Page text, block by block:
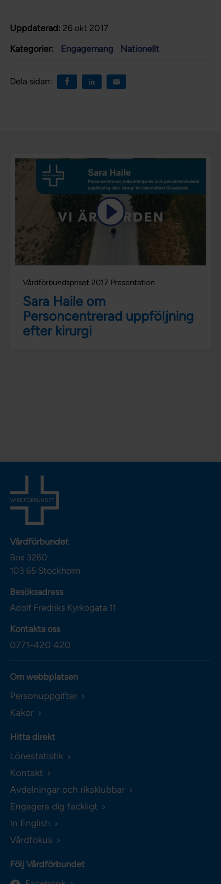
Uppdaterad: 26 okt 2017
Kategorier:
Engagemang Nationellt
Dela sidan:
Vårdförbundspriset 2017 Presentation
Sara Haile om
Personcentrerad uppföljning
efter kirurgi
Vårdförbundet
Box 3260
103 65 Stockholm
Besöksadress
Adolf Fredriks Kyrkogata 11
Kontakta oss
0771-420 420
Om webbplatsen
Personuppgifter
Kakor
Hitta direkt
Lönestatistik
Kontakt
Avdelningar och riksklubbar
Engagera dig fackligt
In English
Vårdfokus
Följ Vårdförbundet